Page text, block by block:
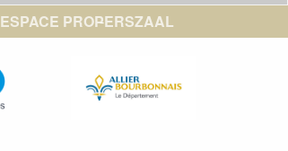
ESPACE PROPERSZAAL